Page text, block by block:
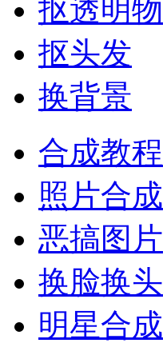
抠透明物
抠头发
换背景
合成教程
照片合成
恶搞图片
换脸换头
明星合成